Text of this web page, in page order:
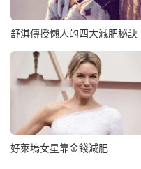
舒淇傳授懶人的四大減肥秘訣
好萊塢女星靠金錢減肥